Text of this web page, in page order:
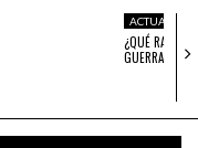
ACTUALIDAD
¿QUÉ RAYOS
GUERRA…